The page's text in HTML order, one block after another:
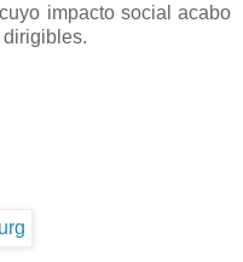
impacto social acabo